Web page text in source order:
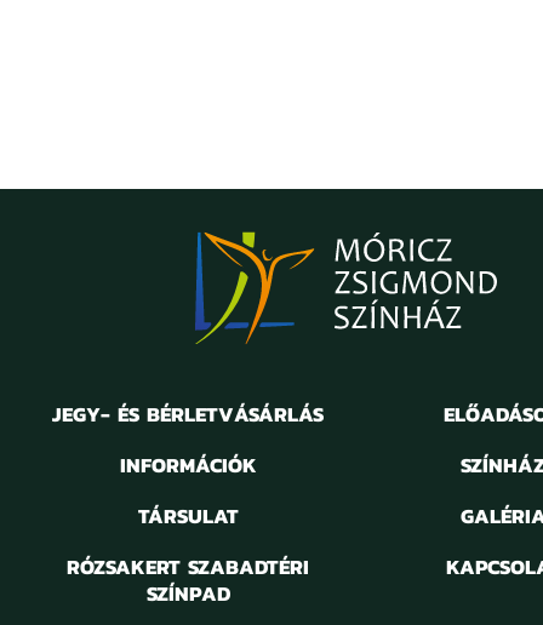
JEGY- ÉS BÉRLETVÁSÁRLÁS
INFORMÁCIÓK
TÁRSULAT
RÓZSAKERT SZABADTÉRI
SZÍNPAD